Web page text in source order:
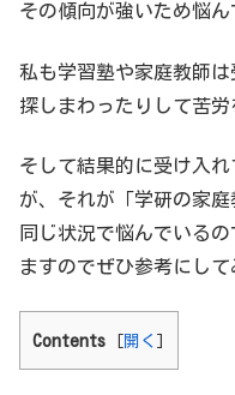
その傾向が強いため悩ん
私も学習塾や家庭教師
探しまわったりして苦労
そして結果的に受け入
が、それが「学研の家
同じ状況で悩んでいる
ますのでぜひ参考にして
Contents [開く ]